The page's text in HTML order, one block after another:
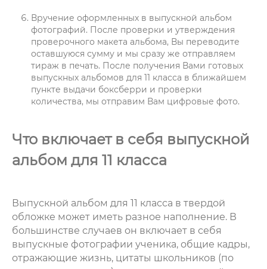
Вручение оформленных в выпускной альбом
фотографий. После проверки и утверждения
проверочного макета альбома, Вы переводите
оставшуюся сумму и мы сразу же отправляем
тираж в печать. После получения Вами готовых
выпускных альбомов для 11 класса в ближайшем
пункте выдачи боксберри и проверки
количества, мы отправим Вам цифровые фото.
Что включает в себя выпускной
альбом для 11 класса
Выпускной альбом для 11 класса в твердой
обложке может иметь разное наполнение. В
большинстве случаев он включает в себя
выпускные фотографии ученика, общие кадры,
отражающие жизнь, цитаты школьников (по